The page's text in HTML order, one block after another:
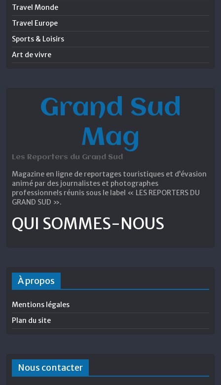
Travel Monde
Travel Europe
Sports & Loisirs
Art de vivre
Grand Sud
Mag
Les Reporters du Grand Sud
Magazine en ligne de reportages touristiques et d’évasion
animé par des journalistes et photographes
professionnels réunis sous le label « LES REPORTERS DU
GRAND SUD ».
QUI SOMMES-NOUS
À propos
Mentions légales
Plan du site
Nous contacter